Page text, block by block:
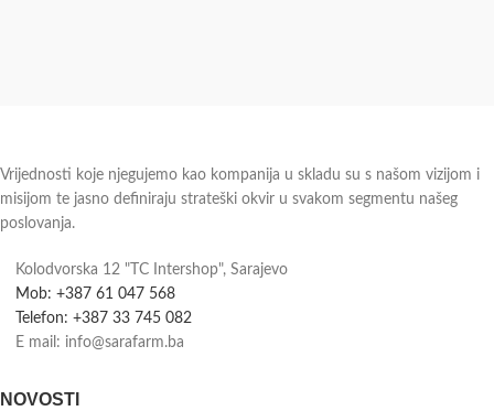
Vrijednosti koje njegujemo kao kompanija u skladu su s našom vizijom i
misijom te jasno definiraju strateški okvir u svakom segmentu našeg
poslovanja.
Kolodvorska 12 "TC Intershop", Sarajevo
Mob: +387 61 047 568
Telefon: +387 33 745 082
E mail: info@sarafarm.ba
NOVOSTI